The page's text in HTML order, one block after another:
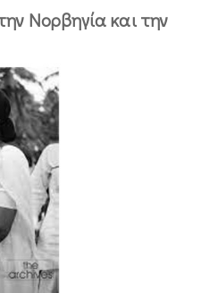
Νορβηγία και την